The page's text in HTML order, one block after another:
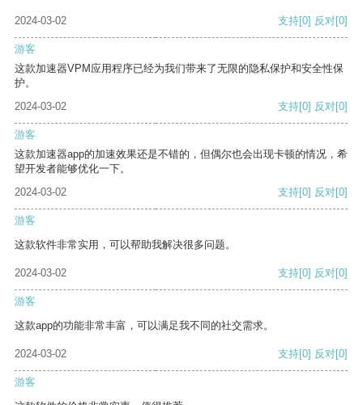
2024-03-02 支持[0] 反对[0]
游客
这款加速器VPM应用程序已经为我们带来了无限的隐私保护和安全性保
护。
2024-03-02
支持[0] 反对[0]
游客
这款加速器app的加速效果还是不错的，但偶尔也会出现卡顿的情况，希
望开发者能够优化一下。
2024-03-02
支持[0] 反对[0]
游客
这款软件非常实用，可以帮助我解决很多问题。
2024-03-02 支持[0] 反对[0]
游客
这款app的功能非常丰富，可以满足我不同的社交需求。
2024-03-02 支持[0] 反对[0]
游客